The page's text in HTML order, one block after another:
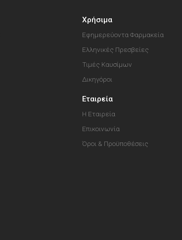
Χρήσιμα
Εφημερεύοντα Φαρμακεία
Ελληνικές Πρεσβείες
Τιμές Καυσίμων
Δικηγόροι
Εταιρεία
Η Εταιρεία
Επικοινωνία
Όροι & Προϋποθέσεις